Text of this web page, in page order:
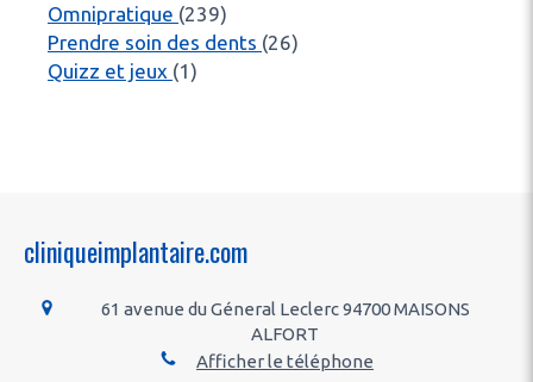
Omnipratique (239)
Prendre soin des dents (26)
Quizz et jeux (1)
cliniqueimplantaire.com
61 avenue du Géneral Leclerc 94700 MAISONS
ALFORT
Afficher le téléphone